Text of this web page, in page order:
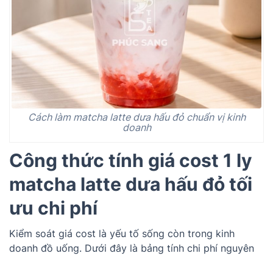
Cách làm matcha latte dưa hấu đỏ chuẩn vị kinh
doanh
Công thức tính giá cost 1 ly
matcha latte dưa hấu đỏ tối
ưu chi phí
Kiểm soát giá cost là yếu tố sống còn trong kinh
doanh đồ uống. Dưới đây là bảng tính chi phí nguyên